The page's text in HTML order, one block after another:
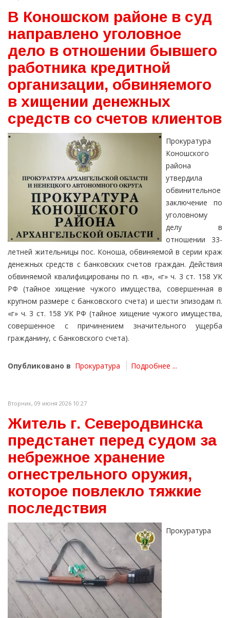
В Коношском районе в суд
направлено уголовное
дело в отношении бывшего
работника кредитной
организации, обвиняемого
в хищении денежных
средств со счетов клиентов
Прокуратура
Коношского
района
утвердила
обвинительное
заключение по
уголовному
делу в
отношении 33-
летней жительницы пос. Коноша, обвиняемой в серии краж
денежных средств с банковских счетов граждан. Действия
обвиняемой квалифицированы по п. «в», «г» ч. 3 ст. 158 УК
РФ (тайное хищение чужого имущества, совершенная в
крупном размере с банковского счета) и шести эпизодам п.
«г» ч. 3 ст. 158 УК РФ (тайное хищение чужого имущества,
совершенное с причинением значительного ущерба
гражданину, с банковского счета).
Опубликовано в Прокуратура Подробнее ...
Вторник, 09 июня 2026 10:27
Житель г. Северодвинска
предстанет перед судом за
небрежное хранение
огнестрельного оружия,
которое повлекло тяжкие
последствия
Прокуратура